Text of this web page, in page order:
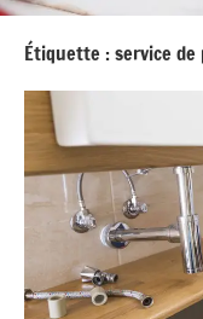
Étiquette :service de